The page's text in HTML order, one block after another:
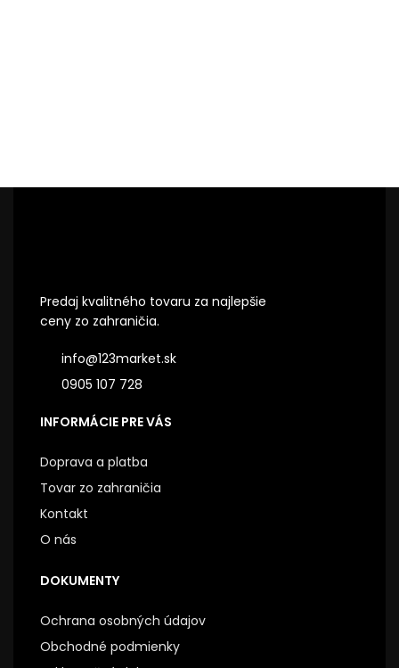
Predaj kvalitného tovaru za najlepšie
ceny zo zahraničia.
info@123market.sk
0905 107 728
INFORMÁCIE PRE VÁS
Doprava a platba
Tovar zo zahraničia
Kontakt
O nás
DOKUMENTY
Ochrana osobných údajov
Obchodné podmienky